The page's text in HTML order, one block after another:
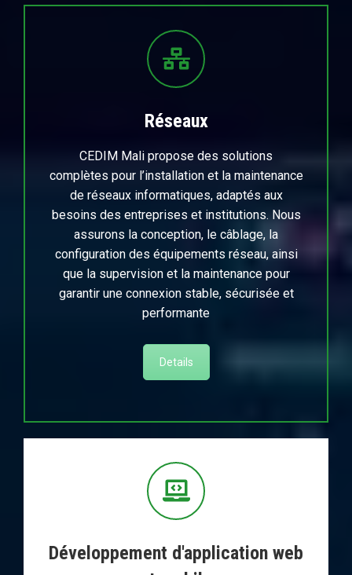
Réseaux
CEDIM Mali propose des solutions
complètes pour l’installation et la maintenance
de réseaux informatiques, adaptés aux
besoins des entreprises et institutions. Nous
assurons la conception, le câblage, la
configuration des équipements réseau, ainsi
que la supervision et la maintenance pour
garantir une connexion stable, sécurisée et
performante
Details
Développement d'application web